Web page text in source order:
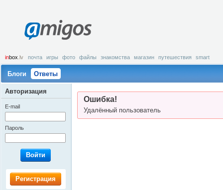
amigos
inbox .lv почта игры фото файлы знакомства магазин путешествия smart
Блоги Ответы
Ошибка!
Удалённый пользователь
Авторизация
E-mail
Пароль
Войти
Регистрация